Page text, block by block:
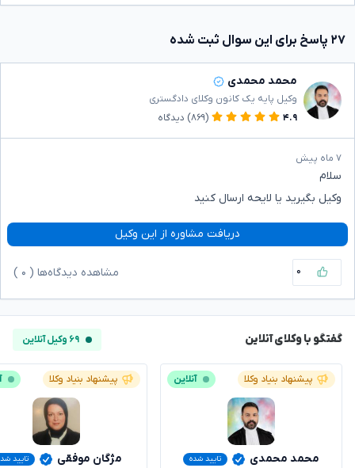
۲۷ پاسخ برای این سوال ثبت شده
محمد محمدی
وکیل پایه یک کانون وکلای دادگستری
۴.۹
(۸۶۹) دیدگاه
۷ ماه پیش
سلام
وکیل بگیرید یا لایحه ارسال کنید
دریافت مشاوره از این وکیل
۰ مشاهده دیدگاه‌ها ( ۰
گفتگو با وکلای آنلاین ۶۹ وکیل آنلاین
پیشنهاد بنیاد وکلا آنلاین
محمد محمدی
تایید شده
پیشنهاد بنیاد وکلا
مژگان موفقی
تایید